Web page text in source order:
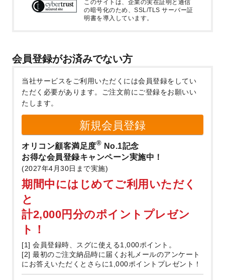
このサイトは、企業の実在証明と通信
の暗号化のため、SSL/TLS サーバー証
明書を導入しています。
会員登録がお済みでない方
当社サービスをご利用いただくには会員登録をしてい
ただく必要があります。
ご注文前にご登録をお願いい
たします。
新規会員登録
オリコン顧客満足度® No.1記念
お得な会員登録キャンペーン実施中！
(2027年4月30日まで実施)
期間中にはじめてご利用いただく
と
計2,000円分のポイントプレゼン
ト！
[1] 会員登録時、スグに使える1,000ポイント。
[2] 最初のご注文納品時に届くお礼メールのアンケート
にお答えいただくとさらに1,000ポイントプレゼント！